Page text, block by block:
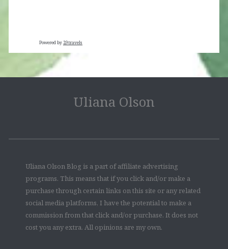
Powered by 29travels
Uliana Olson
Uliana Olson Blog is a part of affiliate advertising
programs. This means that if you click and/or make a
purchase through certain links on this site or any related
social media platforms, I have the potential to make a
commission from that click and/or purchase. It does not
cost you any extra. All opinions are my own.